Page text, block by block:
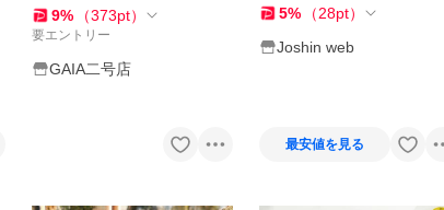
チおもち
9% （373pt）
要エントリー
GAIA二号店
品種別B
5% （28pt）
Joshin web
最安値を見る